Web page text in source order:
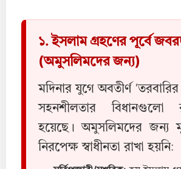
১. ইসলাম গ্রহণের পূর্বে
(অমুসলিমদের জন্য)
মদিনার যুগে অবতীর্ণ ‘তরবারির
সহনশীলতার বিধানগুলো
হয়েছে। অমুসলিমদের
নিরপেক্ষ স্বাধীনতা রাখা হয়নি: